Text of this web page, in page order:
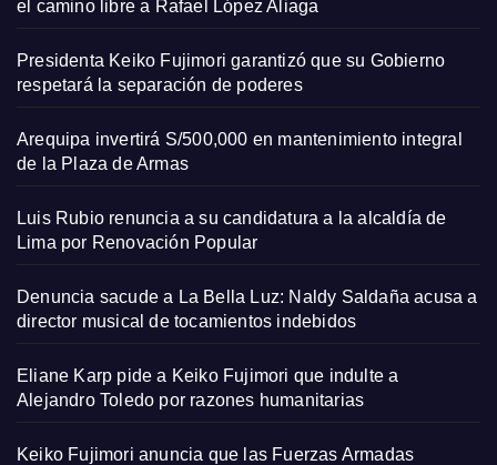
el camino libre a Rafael López Aliaga
Presidenta Keiko Fujimori garantizó que su Gobierno
respetará la separación de poderes
Arequipa invertirá S/500,000 en mantenimiento integral
de la Plaza de Armas
Luis Rubio renuncia a su candidatura a la alcaldía de
Lima por Renovación Popular
Denuncia sacude a La Bella Luz: Naldy Saldaña acusa a
director musical de tocamientos indebidos
Eliane Karp pide a Keiko Fujimori que indulte a
Alejandro Toledo por razones humanitarias
Keiko Fujimori anuncia que las Fuerzas Armadas